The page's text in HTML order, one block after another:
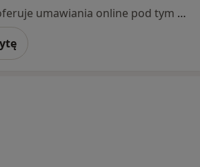
Specjalista nie oferuje umawiania online pod tym adresem.